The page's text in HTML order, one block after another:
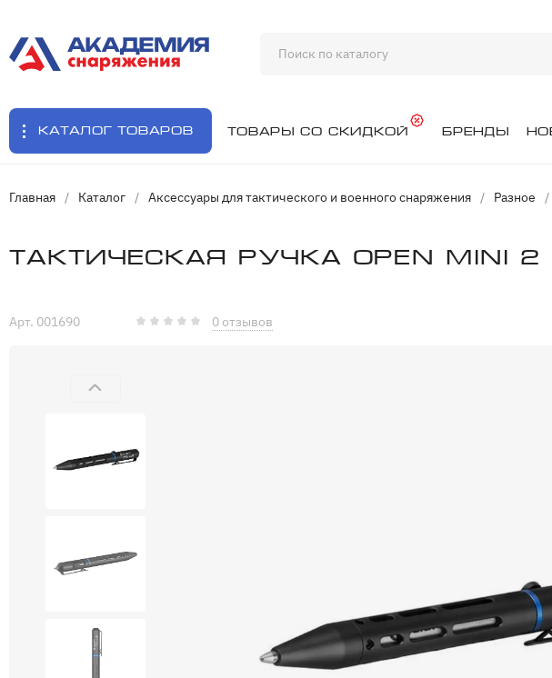
Каталог товаров Товары со скидкой Бренды
Главная / Каталог / Аксессуары для тактического и военного снаряжения / Разное /
Тактическая ручка Open Mini
Арт. 001690 0 отзывов